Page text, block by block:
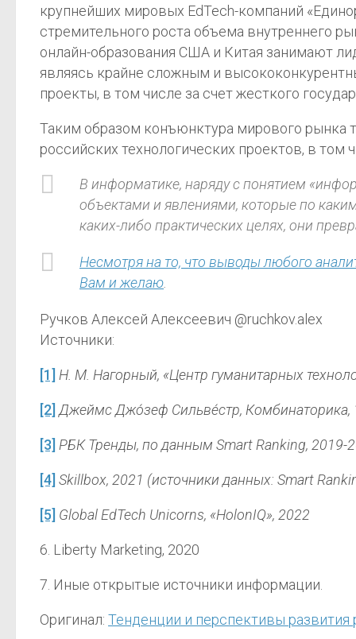
крупнейших мировых EdTech-компаний
стремительного роста объема внутреннего
онлайн-образования США и Китая занимают
являясь крайне сложным и
проекты, в том числе за счет жесткого
Таким образом конъюнктура мирового рынка
российских технологических проектов, в том
В информатике, наряду с понятием
объектами и явлениями, которые по
каких-либо практических целях, они
Несмотря на то, что выводы любого
Вам и желаю.
Ручков Алексей Алексеевич @ruchkov.alex
Источники:
[1] Η. Μ. Нагорный, «Центр гума­нитар­ных
[2] Джеймс Джо́зеф Сильве́стр, Комбинаторика,
[3] РБК Тренды, по данным Smart Ranking, 2019-
[4] Skillbox, 2021 (источники данных: Smart
[5] Global EdTech Unicorns, «HolonIQ», 2022
6. Liberty Marketing, 2020
7. Иные открытые источники информации.
Оригинал: Тенденции и перспективы развития